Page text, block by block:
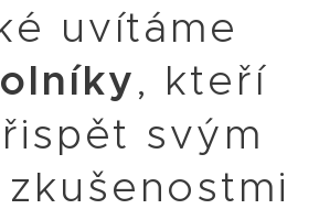
uvítáme
, kteří
svým